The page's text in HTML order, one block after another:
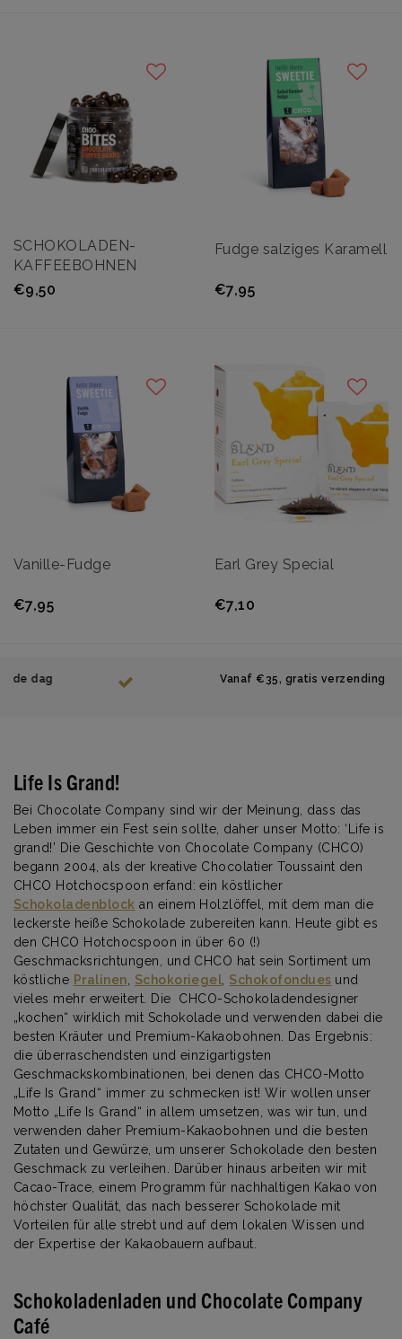
SCHOKOLADEN-
KAFFEEBOHNEN
€9,50
Fudge salziges Karamell
€7,95
Vanille-Fudge
€7,95
Earl Grey Special
€7,10
Vanaf €35, gratis verzending
Life Is Grand!
Bei Chocolate Company sind wir der Meinung, dass das
Leben immer ein Fest sein sollte, daher unser Motto: ‘Life is
grand!’ Die Geschichte von Chocolate Company (CHCO)
begann 2004, als der kreative Chocolatier Toussaint den
CHCO Hotchocspoon erfand: ein köstlicher
Schokoladenblock an einem Holzlöffel, mit dem man die
leckerste heiße Schokolade zubereiten kann. Heute gibt es
den CHCO Hotchocspoon in über 60 (!)
Geschmacksrichtungen, und CHCO hat sein Sortiment um
köstliche Pralinen Schokoriegel Schokofondues und
vieles mehr erweitert. Die CHCO-Schokoladendesigner
„kochen“ wirklich mit Schokolade und verwenden dabei die
besten Kräuter und Premium-Kakaobohnen. Das Ergebnis:
die überraschendsten und einzigartigsten
Geschmackskombinationen, bei denen das CHCO-Motto
„Life Is Grand“ immer zu schmecken ist! Wir wollen unser
Motto „Life Is Grand“ in allem umsetzen, was wir tun, und
verwenden daher Premium-Kakaobohnen und die besten
Zutaten und Gewürze, um unserer Schokolade den besten
Geschmack zu verleihen. Darüber hinaus arbeiten wir mit
Cacao-Trace, einem Programm für nachhaltigen Kakao von
höchster Qualität, das nach besserer Schokolade mit
Vorteilen für alle strebt und auf dem lokalen Wissen und
der Expertise der Kakaobauern aufbaut.
Schokoladenladen und Chocolate Company
Café